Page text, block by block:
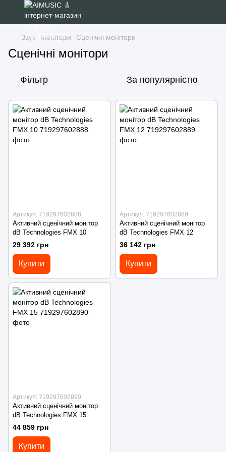
Звук Монітори Сценічні монітори
Сценічні монітори
Фільтр За популярністю
Артикул: 719297602888
Активний сценічний монітор
dB Technologies FMX 10
29 392 грн
Купити
Артикул: 719297602889
Активний сценічний монітор
dB Technologies FMX 12
36 142 грн
Купити
Артикул: 719297602890
Активний сценічний монітор
dB Technologies FMX 15
44 859 грн
Купити